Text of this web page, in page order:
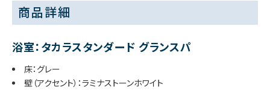
商品詳細
浴室：タカラスタンダード グランスパ
床：グレー
壁（アクセント）：ラミナストーンホワイト